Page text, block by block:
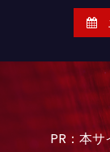
PR：本